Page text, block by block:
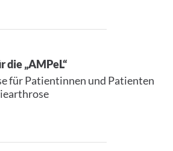
„AMPeL“
für Patientinnen und Patienten